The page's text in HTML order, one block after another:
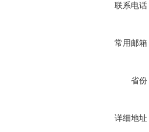
联系电话
常用邮箱
省份
详细地址